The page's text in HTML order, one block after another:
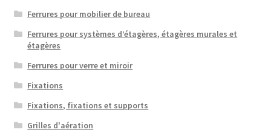
Ferrures pour mobilier de bureau
Ferrures pour systèmes d’étagères, étagères murales et
étagères
Ferrures pour verre et miroir
Fixations
Fixations, fixations et supports
Grilles d'aération